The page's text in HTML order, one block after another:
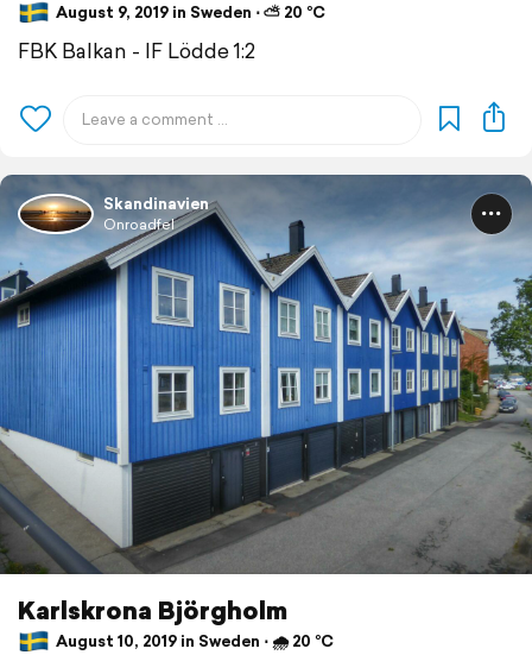
August 9, 2019 in Sweden ⋅ ⛅ 20 °C
FBK Balkan - IF Lödde 1:2
Skandinavien
Onroadfel
Karlskrona Björgholm
August 10, 2019 in Sweden ⋅ 🌧 20 °C